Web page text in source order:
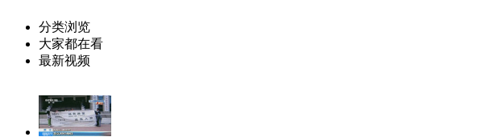
分类浏览
大家都在看
最新视频